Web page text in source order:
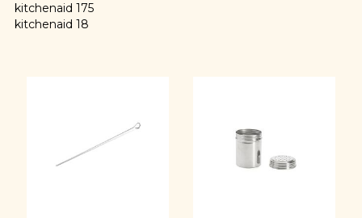
kitchenaid 175
kitchenaid 18